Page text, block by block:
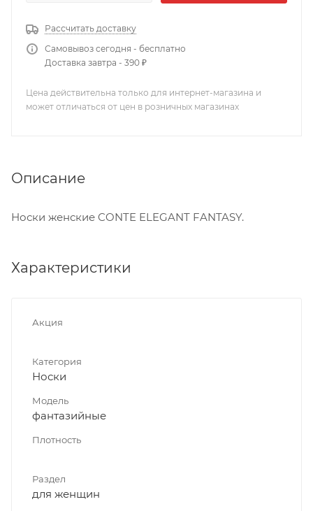
Рассчитать доставку
Самовывоз сегодня - бесплатно
Доставка завтра - 390 ₽
Цена действительна только для интернет-магазина и
может отличаться от цен в розничных магазинах
Описание
Носки женские CONTE ELEGANT FANTASY.
Характеристики
Акция
Категория
Носки
Модель
фантазийные
Плотность
Раздел
для женщин